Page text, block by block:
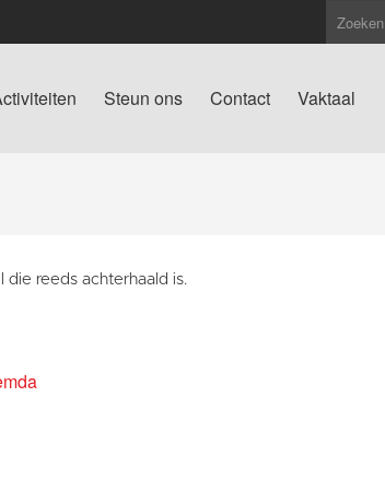
Steun ons Contact Vaktaal
die reeds achterhaald is.